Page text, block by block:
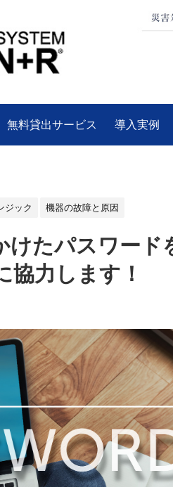
無料貸出サービス 導入実例
ジック 機器の故障と原因
たパスワード
協力します！